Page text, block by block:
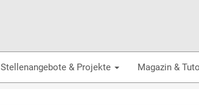
Stellenangebote & Projekte Magazin &